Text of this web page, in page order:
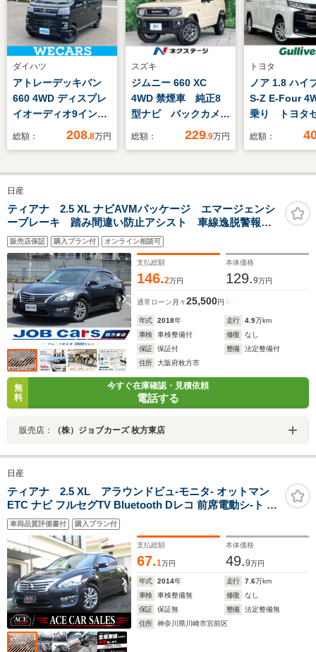
ダイハツ
アトレーデッキバン
660 4WD ディスプレ
イオーディオ9インチ/
デジタルインナーミラ
線逸脱防止支援システ
ム/ドライブレコーダ
ー 純正/ヘッドランプ
LED/USBジャック
総額： 208.8万円
スズキ
ジムニー 660 XC
4WD 禁煙車 純正8
型ナビ バックカメ
ラ 衝突軽減 コーナ
ETC クルーズコント
チアルミ オートライ
ト オートエアコン
純正革巻きステアリン
グ
総額： 229.9万円
トヨタ
ノア 1.8 ハイ
S-Z E-Four
乗り トヨタ
ィセンス フ
BT 両側パ
追従クルコ
ETC2.0 ユニ
モ ワイパー
ー
総額：
日産
ティアナ 2.5 XL ナビAVMパッケージ エマージェンシ
ーブレーキ 踏み間違い防止アシスト 車線逸脱警報
BSW クルーズコントロール 純正コネクトナビ TV
アラウンドビューモニター ソナー HIDヘッドランプ
純正16インチAW ETC DVD ドラレコ
販売店保証 購入プラン付 オンライン相談可
支払総額
146.2万円
本体価格
129.9万円
通常ローン 月々25,500円
年式 2018年 走行 4.9万km
車検
車検整備付 修復
なし
保証
保証付 整備
法定整備付
住所
大阪府枚方市
無
料
今すぐ在庫確認・見積依頼
電話する
販売店： （株）ジョブカーズ 枚方東店
日産
ティアナ 2.5 XL アラウンドビュ-モニタ- オットマン
ETC ナビ フルセグTV Bluetooth Dレコ 前席電動シ-ト 革
巻H 左右独立オ-トAC HIDオ-トライト クルコン ブライン
ドスポットモニタ- 車線逸脱警報 スマ-トキ- ロック連動格
納ミラ-
車両品質評価書付 購入プラン付
支払総額
67.1万円
本体価格
49.9万円
年式 2014年 走行 7.6万km
車検
車検整備無 修復
なし
保証
保証無 整備
法定整備無
住所
神奈川県川崎市宮前区